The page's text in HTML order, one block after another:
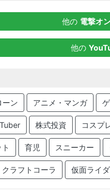
他の 電撃オ
他の
ーン アニメ・マンガ
株式投資 コスプ
育児 スニーカー
クラフトコーラ 仮面ライ